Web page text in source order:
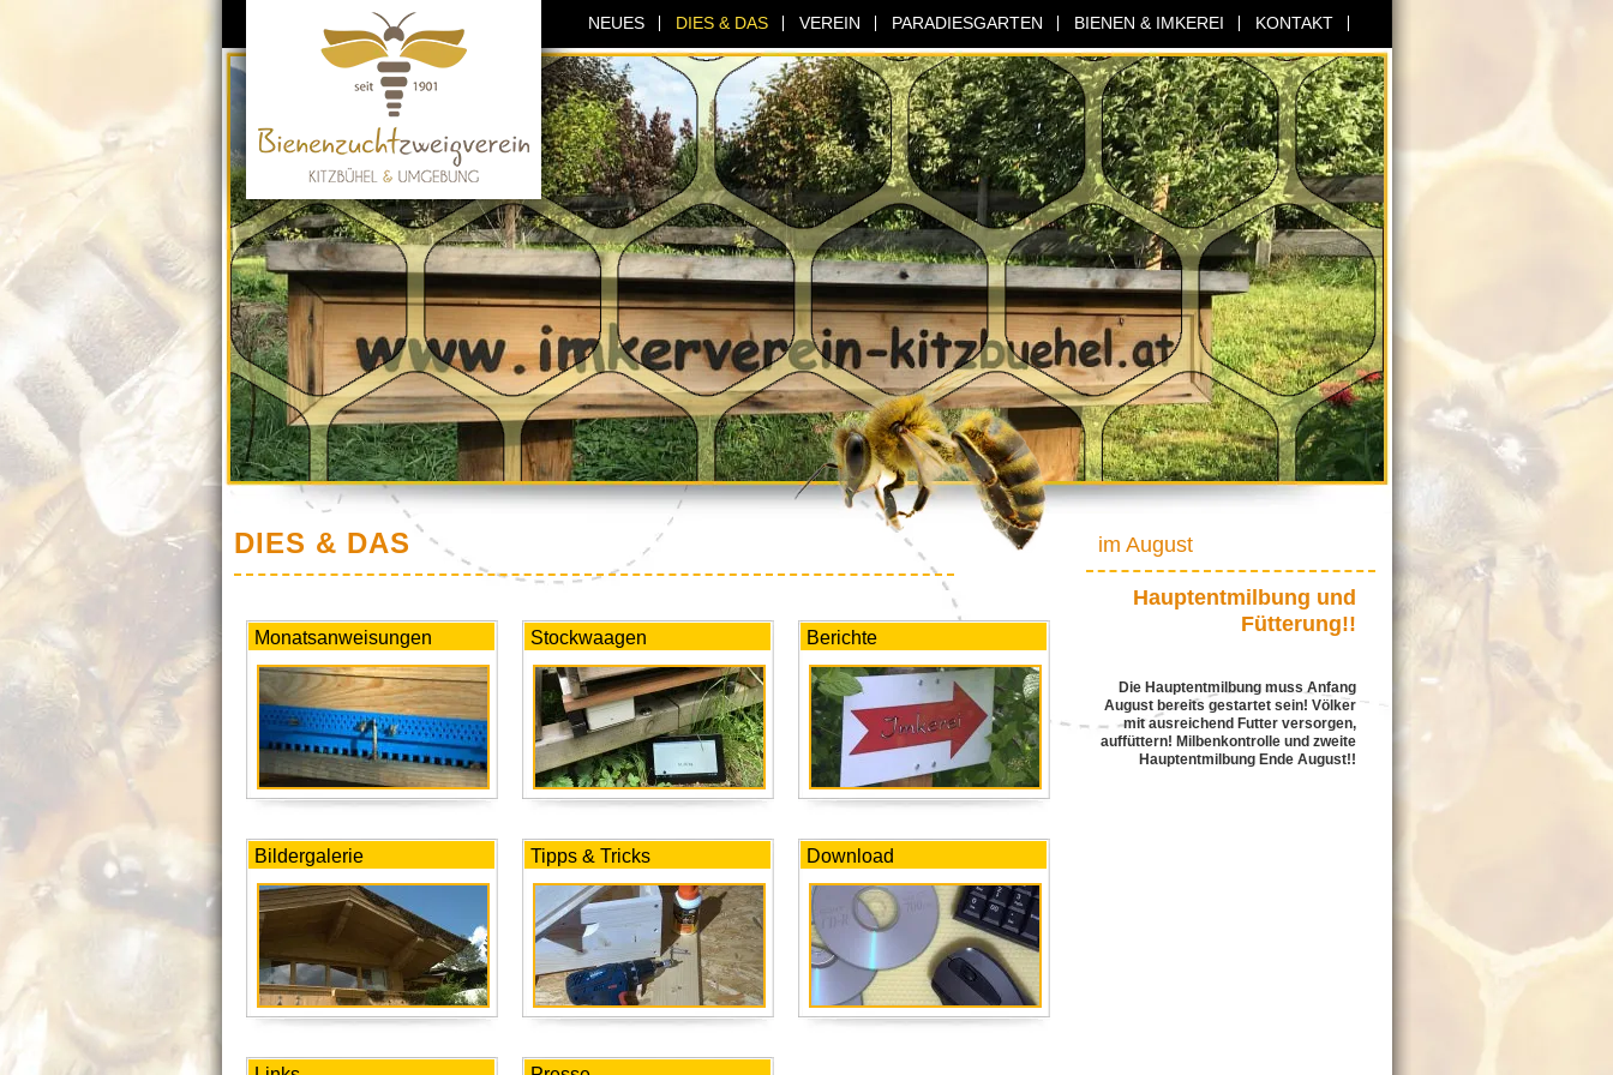
NEUES DIES & DAS VEREIN PARADIESGARTEN BIENEN & IMKEREI KONTAKT
DIES & DAS
Monatsanweisungen Stockwaagen Berichte
Bildergalerie Tipps & Tricks Download
im August
Hauptentmilbung und
Fütterung!!
Die Hauptentmilbung muss Anfang
August bereits gestartet sein! Völker
mit ausreichend Futter versorgen,
auffüttern! Milbenkontrolle und zweite
Hauptentmilbung Ende August!!